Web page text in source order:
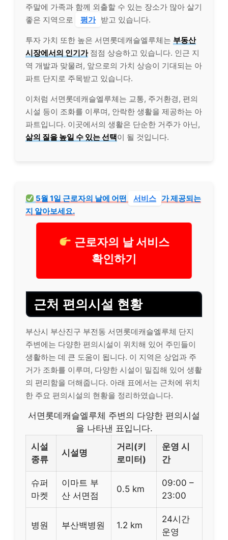
주말에 가족과 함께 외출할 수 있는 장소가 많아 살기
좋은 지역으로
평가 받고 있습니다.
투자 가치 또한 높은 서면롯데캐슬엘루체는 부동산
시장에서의 인기가점점 상승하고 있습니다. 인근 지
역 개발과 맞물려, 앞으로의 가치 상승이 기대되는 아
파트 단지로 주목받고 있습니다.
이처럼 서면롯데캐슬엘루체는 교통, 주거환경, 편의
시설 등이 조화를 이루며, 안락한 생활을 제공하는 아
파트입니다. 이곳에서의 생활은 단순한 거주가 아닌,
삶의 질을 높일 수 있는 선택이 될 것입니다.
5월 1일 근로자의 날에 어떤 서비스 가 제공되는
지 알아보세요.
근로자의 날 서비스
확인하기
근처 편의시설 현황
부산시 부산진구 부전동 서면롯데캐슬엘루체 단지
주변에는 다양한 편의시설이 위치해 있어 주민들이
생활하는 데 큰 도움이 됩니다. 이 지역은 상업과 주
거가 조화를 이루며, 다양한 시설이 밀집해 있어 생활
의 편리함을 더해줍니다. 아래 표에서는 근처에 위치
한 주요 편의시설의 현황을 정리하였습니다.
서면롯데캐슬엘루체 주변의 다양한 편의시설
을 나타낸 표입니다.
시설
종류
시설명
거리(키
로미터)
운영 시
간
슈퍼
마켓
이마트 부
산 서면점
0.5 km
09:00 –
23:00
병원 부산백병원 1.2 km
24시간
운영